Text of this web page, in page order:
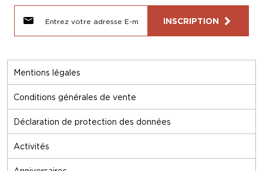
Mentions légales
Conditions générales de vente
Déclaration de protection des données
Activités
INSCRIPTION